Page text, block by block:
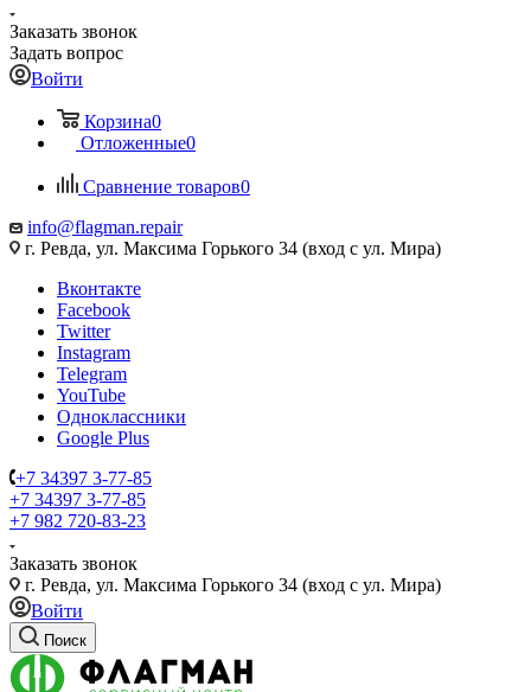
Заказать звонок
Задать вопрос
Войти
Корзина0
Отложенные0
Сравнение товаров0
info@flagman.repair
г. Ревда, ул. Максима Горького 34 (вход с ул. Мира)
Вконтакте
Facebook
Twitter
Instagram
Telegram
YouTube
Одноклассники
Google Plus
+7 34397 3-77-85
+7 34397 3-77-85
+7 982 720-83-23
Заказать звонок
г. Ревда, ул. Максима Горького 34 (вход с ул. Мира)
Войти
Поиск